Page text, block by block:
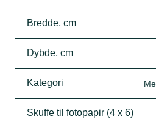
Bredde, cm
Dybde, cm
Kategori
Skuffe til fotopapir (4 x 6)